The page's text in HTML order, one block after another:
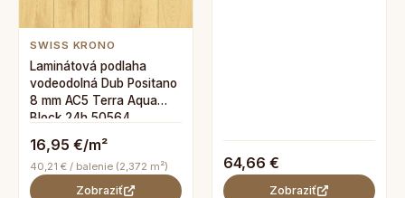
SWISS KRONO
Laminátová podlaha
vodeodolná Dub Positano
8 mm AC5 Terra Aqua
Block 24h 50564
16,95 €/m²
40,21 € / balenie (2,372 m²)
Zobraziť
64,66 €
Zobraziť